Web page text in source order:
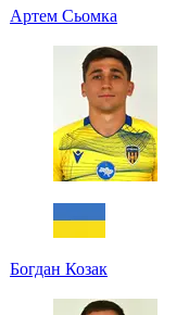
Артем Сьомка
Богдан Козак